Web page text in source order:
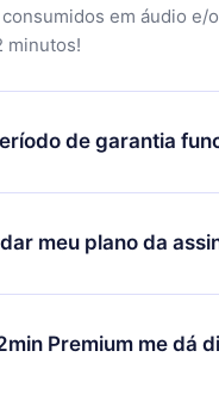
em áudio e/
minutos!
de garantia
nosso aplicativo e
biblioteca. Se por
com nossa
reembolso do valor.
meu plano da
só se aplicará
de cobrança. Por
mudar sua assinatura
Premium me dá